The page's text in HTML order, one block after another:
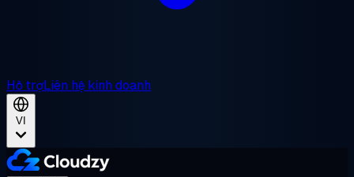
Hỗ trợLiên hệ kinh doanh
VI